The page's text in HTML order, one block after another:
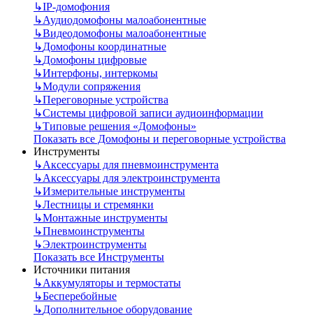
↳IP-домофония
↳Аудиодомофоны малоабонентные
↳Видеодомофоны малоабонентные
↳Домофоны координатные
↳Домофоны цифровые
↳Интерфоны, интеркомы
↳Модули сопряжения
↳Переговорные устройства
↳Системы цифровой записи аудиоинформации
↳Типовые решения «Домофоны»
Показать все Домофоны и переговорные устройства
Инструменты
↳Аксессуары для пневмоинструмента
↳Аксессуары для электроинструмента
↳Измерительные инструменты
↳Лестницы и стремянки
↳Монтажные инструменты
↳Пневмоинструменты
↳Электроинструменты
Показать все Инструменты
Источники питания
↳Аккумуляторы и термостаты
↳Бесперебойные
↳Дополнительное оборудование